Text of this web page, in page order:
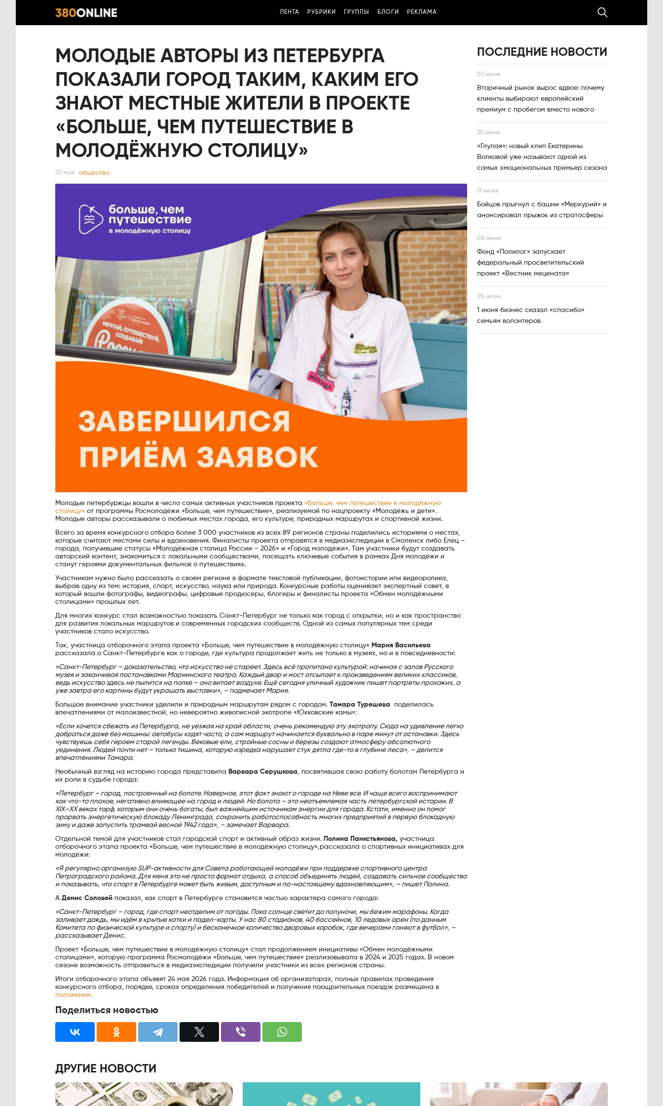
ЛЕНТА РУБРИКИ ГРУППЫ БЛОГИ РЕКЛАМА
МОЛОДЫЕ АВТОРЫ ИЗ ПЕТЕРБУРГА
ПОКАЗАЛИ ГОРОД ТАКИМ, КАКИМ ЕГО
ЗНАЮТ МЕСТНЫЕ ЖИТЕЛИ В ПРОЕКТЕ
«БОЛЬШЕ, ЧЕМ ПУТЕШЕСТВИЕ В
МОЛОДЁЖНУЮ СТОЛИЦУ»
20 мая общество
Молодые петербуржцы вошли в число самых активных участников проекта «Больше, чем путешествие в молодёжную
столицу» от программы Росмолодёжи «Больше, чем путешествие», реализуемой по нацпроекту «Молодёжь и дети».
Молодые авторы рассказывали о любимых местах города, его культуре, природных маршрутах и спортивной жизни.
Всего за время конкурсного отбора более 3 000 участников из всех 89 регионов страны поделились историями о местах,
которые считают местами силы и вдохновения. Финалисты проекта отправятся в медиаэкспедиции в Смоленск либо Елец –
города, получившие статусы «Молодёжная столица России – 2026» и «Город молодёжи». Там участники будут создавать
авторский контент, знакомиться с локальными сообществами, посещать ключевые события в рамках Дня молодёжи и
станут героями документальных фильмов о путешествиях.
Участникам нужно было рассказать о своём регионе в формате текстовой публикации, фотоистории или видеоролика,
выбрав одну из тем: история, спорт, искусство, наука или природа. Конкурсные работы оценивает экспертный совет, в
который вошли фотографы, видеографы, цифровые продюсеры, блогеры и финалисты проекта «Обмен молодёжными
столицами» прошлых лет.
Для многих конкурс стал возможностью показать Санкт-Петербург не только как город с открытки, но и как пространство
для развития локальных маршрутов и современных городских сообществ. Одной из самых популярных тем среди
участников стало искусство.
Так, участница отборочного этапа проекта «Больше, чем путешествие в молодёжную столицу» Мария Васильева
рассказала о Санкт-Петербурге как о городе, где культура продолжает жить не только в музеях, но и в повседневности:
«Санкт-Петербург – доказательство, что искусство не стареет. Здесь всё пропитано культурой: начиная с залов Русского
музея и заканчивая постановками Мариинского театра. Каждый двор и мост отсылает к произведениям великих классиков,
ведь искусство здесь не пылится на полке – оно витает воздухе. Ещё сегодня уличный художник пишет портреты прохожих, а
уже завтра его картины будут украшать выставки», – подмечает Мария.
Большое внимание участники уделили и природным маршрутам рядом с городом. Тамара Турешева поделилась
впечатлениями от малоизвестной, но невероятно живописной экотропе «Юкковские камы»:
«Если хочется сбежать из Петербурга, не уезжая на край области, очень рекомендую эту экотропу. Сюда на удивление легко
добраться даже без машины: автобусы ходят часто, а сам маршрут начинается буквально в паре минут от остановки. Здесь
чувствуешь себя героем старой легенды. Вековые ели, стройные сосны и березы создают атмосферу абсолютного
уединения. Людей почти нет – только тишина, которую изредка нарушает стук дятла где-то в глубине леса», – делится
впечатлениями Тамара.
Необычный взгляд на историю города представила Варвара Серушкова , посвятившая свою работу болотам Петербурга и
их роли в судьбе города:
«Петербург – город, построенный на болоте. Наверное, этот факт знают о городе на Неве все. И чаще всего воспринимают
как что-то плохое, негативно влияющее на город и людей. Но болота – это неотъемлемая часть петербургской истории. В
XIX–XX веках торф, которым они очень богаты, был важнейшим источником энергии для города. Кстати, именно он помог
прорвать энергетическую блокаду Ленинграда, сохранить работоспособность многих предприятий в первую блокадную
зиму и даже запустить трамвай весной 1942 года», – замечает Варвара.
Отдельной темой для участников стал городской спорт и активный образ жизни. Полина Панкстьянова, участница
отборочного этапа проекта «Больше, чем путешествие в молодёжную столицу»,рассказала о спортивных инициативах для
молодёжи:
«Я регулярно организую SUP-активности для Совета работающей молодёжи при поддержке спортивного центра
Петроградского района. Для меня это не просто формат отдыха, а способ объединять людей, создавать сильное сообщество
и показывать, что спорт в Петербурге может быть живым, доступным и по-настоящему вдохновляющим», – пишет Полина.
А Денис Соловей показал, как спорт в Петербурге становится частью характера самого города:
«Санкт-Петербург – город, где спорт неотделим от погоды. Пока солнце светит до полуночи, мы бежим марафоны. Когда
заливает дождь, мы идём в крытые катки и падел-корты. У нас 80 стадионов, 40 бассейнов, 10 ледовых арен (по данным
Комитета по физической культуре и спорту) и бесконечное количество дворовых коробок, где вечерами гоняют в футбол», –
рассказывает Денис.
Проект «Больше, чем путешествие в молодёжную столицу» стал продолжением инициативы «Обмен молодёжными
столицами», которую программа Росмолодёжи «Больше, чем путешествие» реализовывала в 2024 и 2025 годах. В новом
сезоне возможность отправиться в медиаэкспедиции получили участники из всех регионов страны.
Итоги отборочного этапа объявят 24 мая 2026 года. Информация об организаторах, полных правилах проведения
конкурсного отбора, порядке, сроках определения победителей и получения поощрительных поездок размещена в
положении.
Поделиться новостью
ПОСЛЕДНИЕ НОВОСТИ
07 июля
Вторичный рынок вырос вдвое: почему
клиенты выбирают европейский
премиум с пробегом вместо нового
20 июня
«Глупая»: новый клип Екатерины
Волковой уже называют одной из
самых эмоциональных премьер сезона
17 июня
Бойцов прыгнул с башни «Меркурий» и
анонсировал прыжок из стратосферы
08 июня
Фонд «Полилог» запускает
федеральный просветительский
проект «Вестник мецената»
05 июня
1 июня бизнес сказал «спасибо»
семьям волонтеров
ДРУГИЕ НОВОСТИ